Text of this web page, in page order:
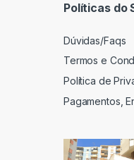
Políticas do
Dúvidas/Faqs
Termos e
Política de
Pagamentos,